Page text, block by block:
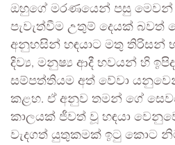
ඔහුගේ මරණයෙන් පසු මෙවන්
පැවැත්වීම උතුම් දෙයක් බවත්
අනුහසින් හඳයාට මතු තිරිසන්
දිව්‍ය, මනුෂ්‍ය ආදී භවයන් හි
සම්පත්තියම අත් වේවා
කළහ. ඒ අනුව තමන් ගේ
කාලයක් ජීවත් වූ හඳයා
වැදගත් යුතුකමක් ඉටු කොට